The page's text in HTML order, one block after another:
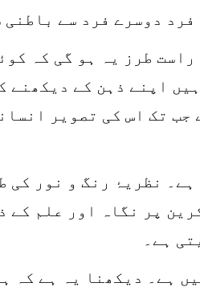
دوسرے فرد سے باطنی
طرز یہ ہو گی کہ
اپنے ذہن کے دیکھنے
تک اس کی تصویر
پر نگاہ اور علم کے
ہے۔
ہے۔ دیکھنا یہ ہے کہ